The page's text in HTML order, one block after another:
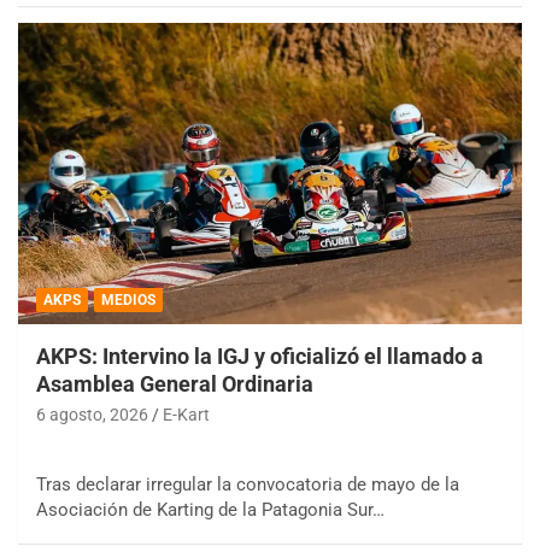
AKPS MEDIOS
AKPS: Intervino la IGJ y oficializó el llamado a
Asamblea General Ordinaria
6 agosto, 2026 E-Kart
Tras declarar irregular la convocatoria de mayo de la
Asociación de Karting de la Patagonia Sur…